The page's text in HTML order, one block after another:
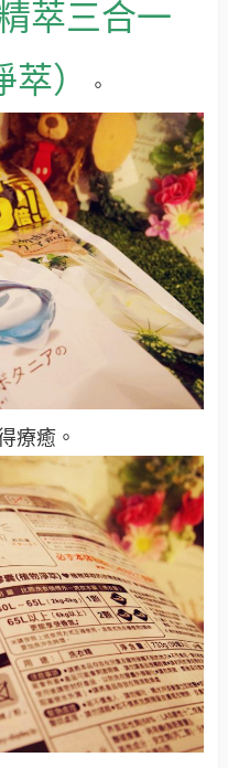
萃三合一
）
。
療癒 。